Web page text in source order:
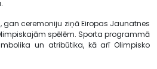
ceremoniju ziņā Eiropas Jaunatnes
spēlēm. Sporta programmā
un atribūtika, kā arī Olimpisko